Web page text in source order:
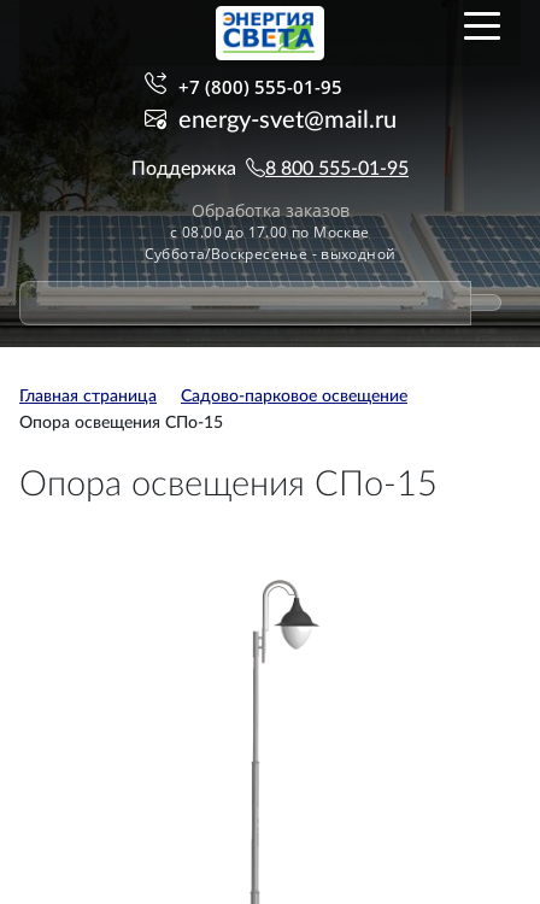
+7 (800) 555-01-95
energy-svet@mail.ru
Поддержка 8 800 555-01-95
Обработка заказов
с 08.00 до 17.00 по Москве
Суббота/Воскресенье - выходной
Главная страница
Садово-парковое освещение
Опора освещения СПо-15
Опора освещения СПо-15